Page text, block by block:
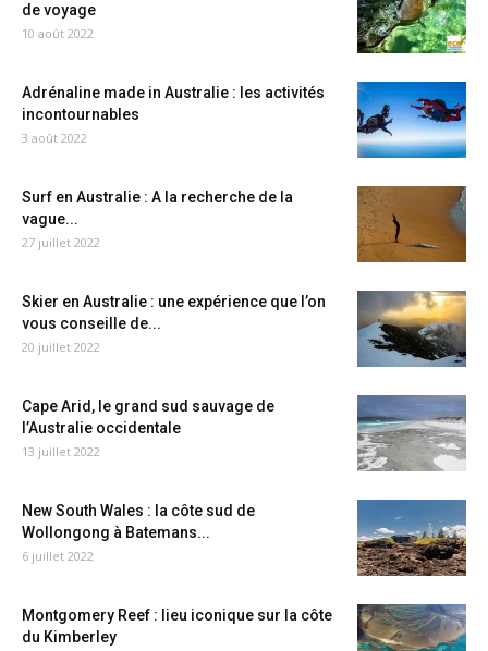
de voyage
10 août 2022
Adrénaline made in Australie : les activités
incontournables
3 août 2022
Surf en Australie : A la recherche de la
vague...
27 juillet 2022
Skier en Australie : une expérience que l’on
vous conseille de...
20 juillet 2022
Cape Arid, le grand sud sauvage de
l’Australie occidentale
13 juillet 2022
New South Wales : la côte sud de
Wollongong à Batemans...
6 juillet 2022
Montgomery Reef : lieu iconique sur la côte
du Kimberley